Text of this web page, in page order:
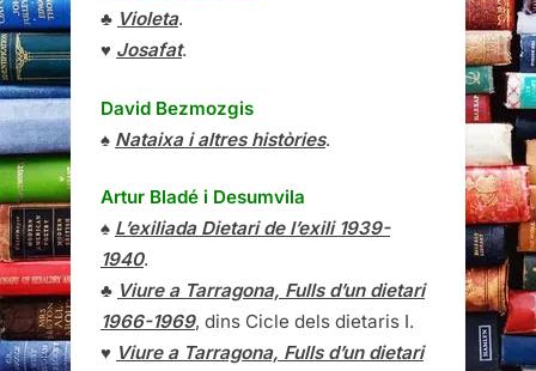
♣ Violeta.
♥ Josafat.
David Bezmozgis
♠ Nataixa i altres històries.
Artur Bladé i Desumvila
♠ L’exiliada Dietari de l’exili 1939-
1940.
♣ Viure a Tarragona, Fulls d’un dietari
1966-1969, dins Cicle dels dietaris I.
♥ Viure a Tarragona, Fulls d’un dietari